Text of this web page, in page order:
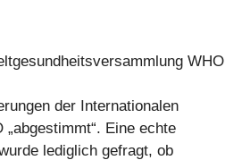
WHO
der Internationalen
Eine echte
lediglich gefragt, ob